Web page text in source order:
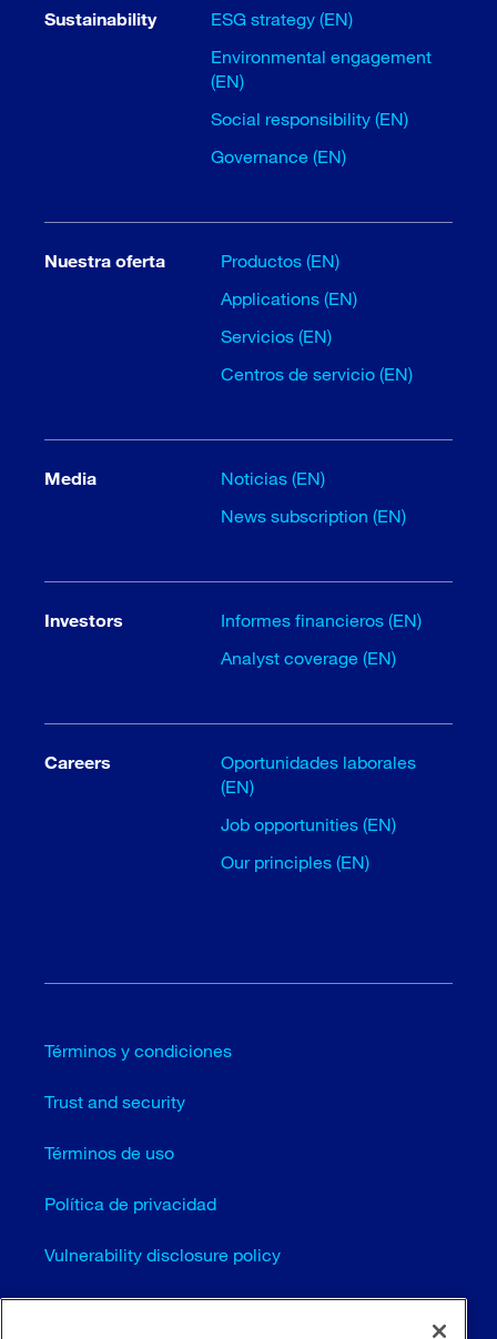
Sustainability
ESG strategy (EN)
Environmental engagement
(EN)
Social responsibility (EN)
Governance (EN)
Nuestra oferta
Productos (EN)
Applications (EN)
Servicios (EN)
Centros de servicio (EN)
Media
Noticias (EN)
News subscription (EN)
Investors
Informes financieros (EN)
Analyst coverage (EN)
Careers
Oportunidades laborales
(EN)
Job opportunities (EN)
Our principles (EN)
Términos y condiciones
Trust and security
Términos de uso
Política de privacidad
Vulnerability disclosure policy
Cookie settings (EN)